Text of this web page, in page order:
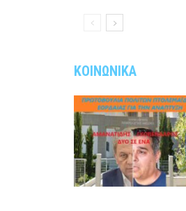
ΚΟΙΝΩΝΙΚΑ